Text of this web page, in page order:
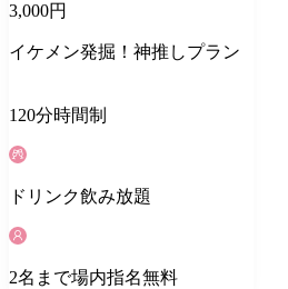
3,000円
イケメン発掘！神推しプラン
120分時間制
ドリンク飲み放題
2名 まで場内指名無料